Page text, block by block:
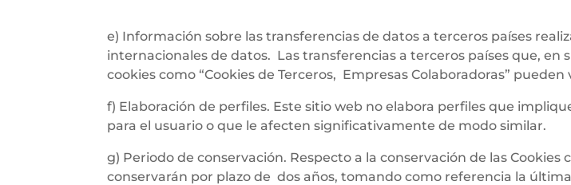
e) Información sobre las transferencias de datos a terceros países
internacionales de datos. Las transferencias a terceros países que, en
cookies como “Cookies de Terceros, Empresas Colaboradoras”
f) Elaboración de perfiles. Este sitio web no elabora perfiles que
para el usuario o que le afecten significativamente de modo similar.
g) Periodo de conservación. Respecto a la conservación de las
conservarán por plazo de dos años, tomando como referencia la